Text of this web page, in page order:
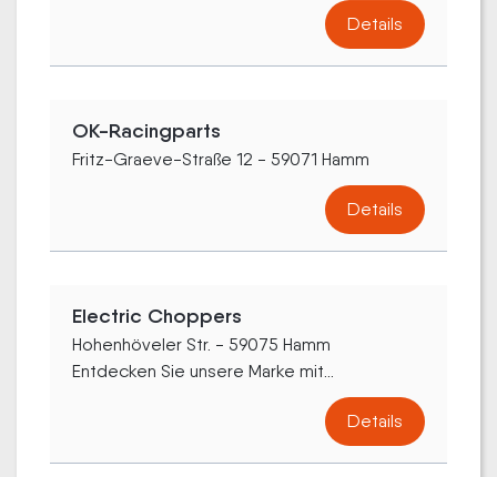
Details
OK-Racingparts
Fritz-Graeve-Straße 12 - 59071 Hamm
Details
Electric Choppers
Hohenhöveler Str. - 59075 Hamm
Entdecken Sie unsere Marke mit...
Details